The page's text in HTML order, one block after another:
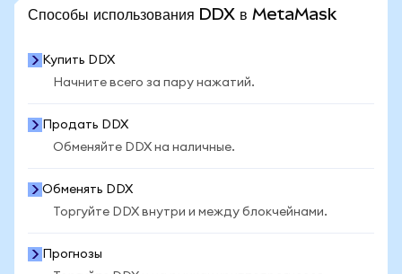
Способы использования DDX в MetaMask
Купить DDX
Начните всего за пару нажатий.
Продать DDX
Обменяйте DDX на наличные.
Обменять DDX
Торгуйте DDX внутри и между блокчейнами.
Прогнозы